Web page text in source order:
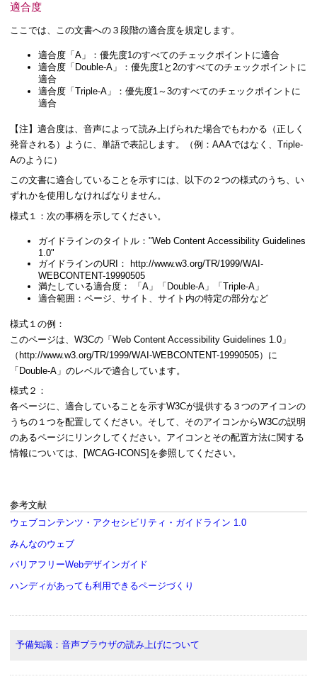
適合度
ここでは、この文書への３段階の適合度を規定します。
適合度「A」：優先度1のすべてのチェックポイントに適合
適合度「Double-A」：優先度1と2のすべてのチェックポイントに
適合
適合度「Triple-A」：優先度1～3のすべてのチェックポイントに
適合
【注】適合度は、音声によって読み上げられた場合でもわかる（正しく
発音される）ように、単語で表記します。（例：AAAではなく、Triple-
Aのように）
この文書に適合していることを示すには、以下の２つの様式のうち、い
ずれかを使用しなければなりません。
様式１：次の事柄を示してください。
ガイドラインのタイトル："Web Content Accessibility Guidelines
1.0"
ガイドラインのURI： http://www.w3.org/TR/1999/WAI-
WEBCONTENT-19990505
満たしている適合度： 「A」「Double-A」「Triple-A」
適合範囲：ページ、サイト、サイト内の特定の部分など
様式１の例：
このページは、W3Cの「Web Content Accessibility Guidelines 1.0」
（http://www.w3.org/TR/1999/WAI-WEBCONTENT-19990505）に
「Double-A」のレベルで適合しています。
様式２：
各ページに、適合していることを示すW3Cが提供する３つのアイコンの
うちの１つを配置してください。そして、そのアイコンからW3Cの説明
のあるページにリンクしてください。アイコンとその配置方法に関する
情報については、[WCAG-ICONS]を参照してください。
参考文献
ウェブコンテンツ・アクセシビリティ・ガイドライン 1.0
みんなのウェブ
バリアフリーWebデザインガイド
ハンディがあっても利用できるページづくり
予備知識：音声ブラウザの読み上げについて